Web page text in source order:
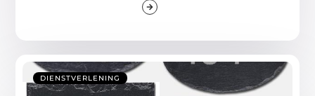
DIENSTVERLENING